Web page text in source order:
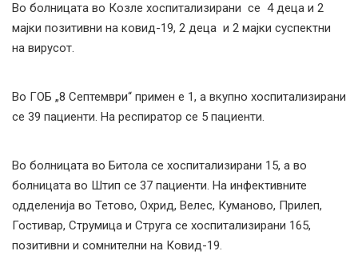
Во болницата во Козле хоспитализирани се 4 деца и 2
мајки позитивни на ковид-19, 2 деца и 2 мајки суспектни
на вирусот.
Во ГОБ „8 Септември“ примен е 1, а вкупно хоспитализирани
се 39 пациенти. На респиратор се 5 пациенти.
Во болницата во Битола се хоспитализирани 15, а во
болницата во Штип се 37 пациенти. На инфективните
одделенија во Тетово, Охрид, Велес, Куманово, Прилеп,
Гостивар, Струмица и Струга се хоспитализирани 165,
позитивни и сомнителни на Ковид-19.